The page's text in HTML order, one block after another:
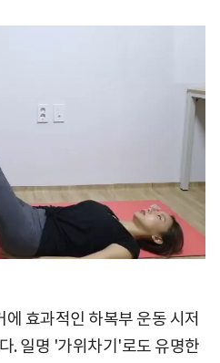
효과적인 하복부 운동 시저
. 일명 '가위차기'로도 유명한